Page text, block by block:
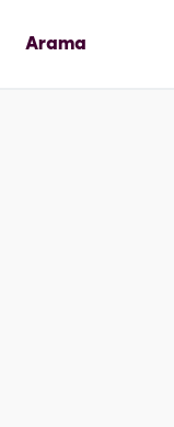
Arama